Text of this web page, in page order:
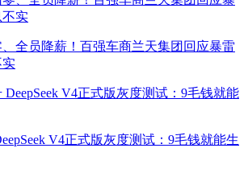
全员降薪！百强车商兰天集团回应暴雷
实
V4正式版灰度测试：9毛钱就能生